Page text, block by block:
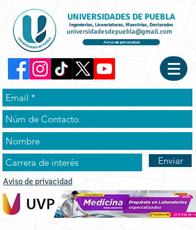
UNIVERSIDADES DE PUEBLA
Ingenierías, Licenciaturas, Maestrías, Doctorados
universidadesdepuebla@gmail.com
Aviso de privacidad
Enviar
Aviso de privacidad